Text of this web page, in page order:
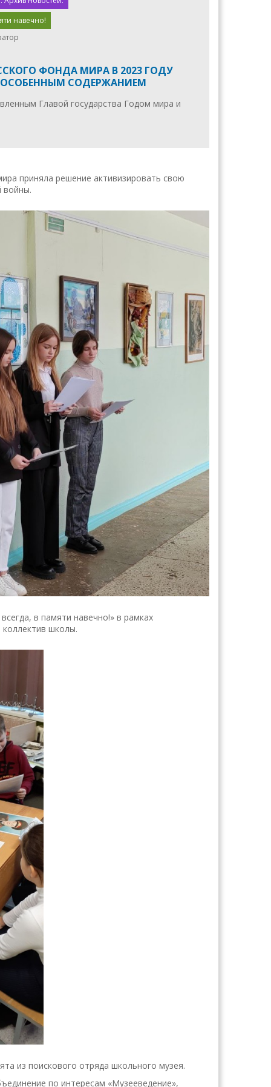
навечно!
ФОНДА МИРА В 2023 ГОДУ
СОДЕРЖАНИЕМ
Главой государства Годом мира и
приняла решение активизировать свою
войны.
в памяти навечно!» в рамках
школы.
из поискового отряда школьного музея.
по интересам «Музееведение»,